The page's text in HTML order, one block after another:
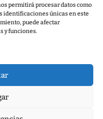
permitirá procesar datos como
identificaciones únicas en este
puede afectar
y funciones.
en la
seguros
los
el